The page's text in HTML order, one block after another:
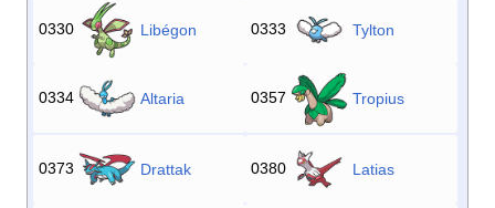
0330 Libégon 0333 Tylton
0334 Altaria 0357 Tropius
0373 Drattak 0380 Latias